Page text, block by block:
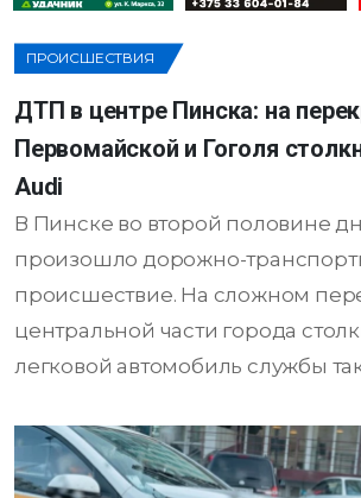
ПРОИСШЕСТВИЯ
ДТП в центре Пинска: на
Первомайской и Гоголя
Audi
В Пинске во второй половине
произошло дорожно-
происшествие. На сложном
центральной части города
легковой автомобиль службы